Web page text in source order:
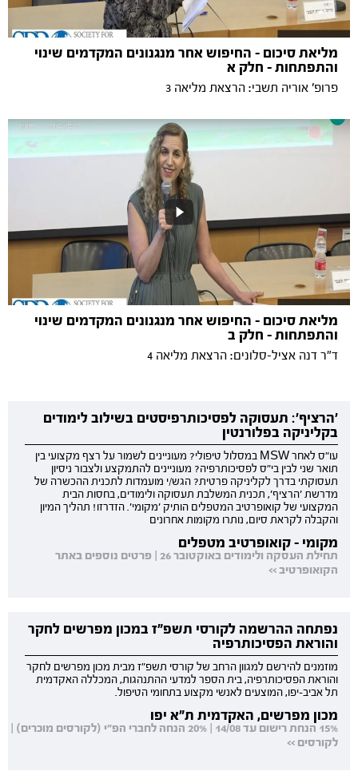
מליאת סיכום - החיפוש אחר מנגנונים המקדמים שינוי
והתפתחות - חלק א
פרופ' אוריה תשבי: הרצאת מליאה 3
מליאת סיכום - החיפוש אחר מנגנונים המקדמים שינוי
והתפתחות - חלק ב
ד"ר דנה אציל-סלונים: הרצאת מליאה 4
'הרציף': תעסוקה לפסיכותרפיסטים בשילוב לימודים
בקליניקה בפלורנטין
עו"ס לאחר MSW במסלול טיפולי? מעוניינים לשמור על רצף מקצועי בין
תואר שני לבין בי"ס לפסיכותרפיה? מעוניינים להתמקצע ולצבור ניסיון
תעסוקתי בדרך לקליניקה פרטית? הגש/י מועמדות לתכנית ההכשרה של
מדרשת 'הרציף', תכנית המשלבת תעסוקה ולימודים, בחסות הבית
המקצועי של קואופרטיב המטפלים הותיק 'מקומי'. הזדרזו! תהליך המיון
והקבלה לקראת סיום, נותרו מקומות אחרונים
מקומי - קואופרטיב מטפלים
תחילת העסקה ולימודים באוקטובר 26 | פרטים נוספים באתר
הקואופרטיב >>
נפתחה ההרשמה לקורסי תשפ"ז במכון מפרשים לחקר
והוראת הפסיכותרפיה
מוזמנים להירשם למגוון הרחב של קורסי תשפ"ז מבית מכון מפרשים לחקר
והוראת הפסיכותרפיה, בית הספר למדעי ההתנהגות, המכללה האקדמית
תל אביב-יפו, המוצעים לאנשי מקצוע בתחומי הטיפול.
מכון מפרשים, האקדמית ת"א יפו
15% הנחת רישום עד 14/08 | 20% הנחה לחברי הפ"י (לקורסים מוכרים) |
לקורסים >>